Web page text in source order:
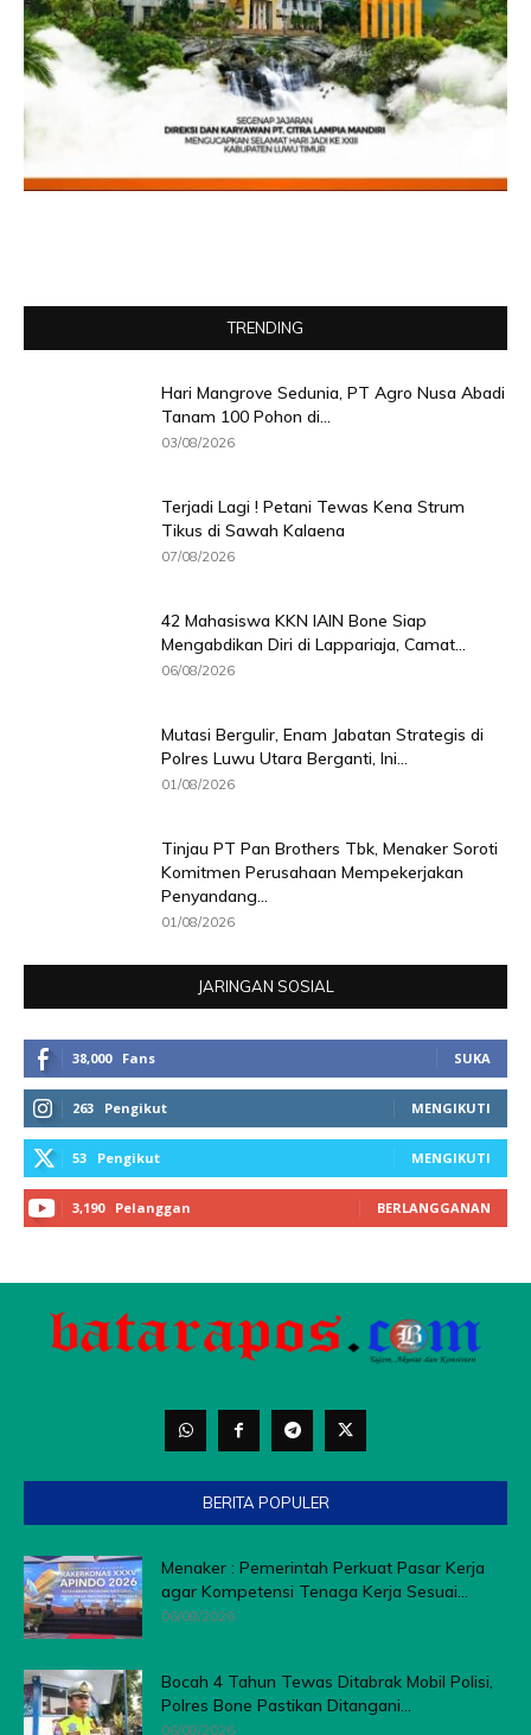
BERITA POPULER
Menaker : Pemerintah Perkuat Pasar Kerja
agar Kompetensi Tenaga Kerja Sesuai...
06/08/2026
Bocah 4 Tahun Tewas Ditabrak Mobil Polisi,
Polres Bone Pastikan Ditangani...
06/08/2026